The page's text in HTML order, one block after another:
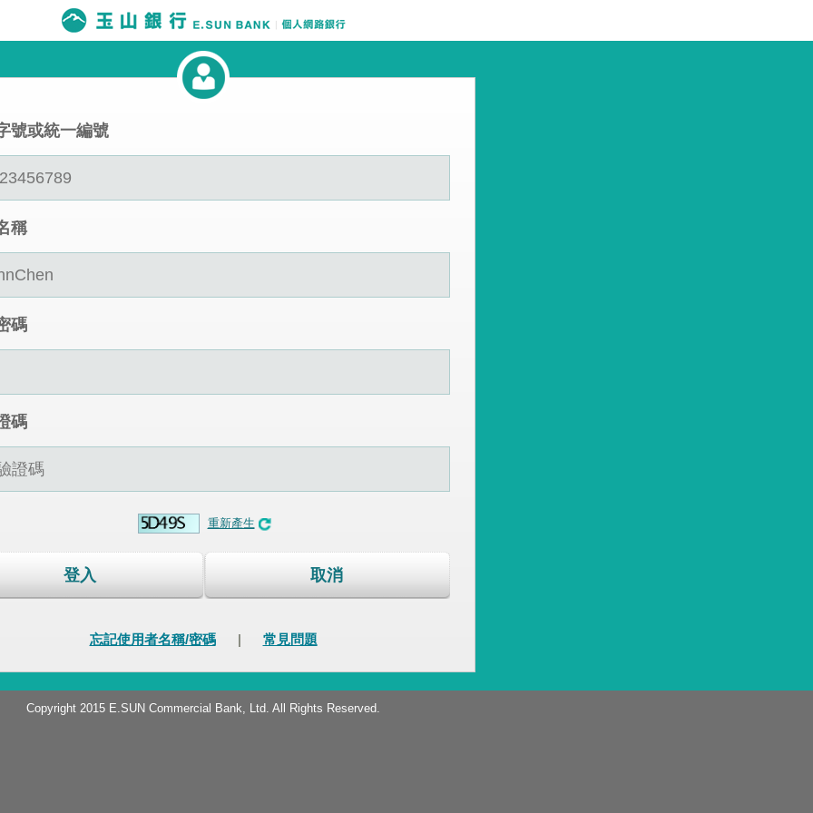
號或統一編號
稱
碼
碼
重新產生
登入 取消
忘記使用者名稱/密碼 | 常見問題
Copyright 2015 E.SUN Commercial Bank, Ltd. All Rights Reserved.